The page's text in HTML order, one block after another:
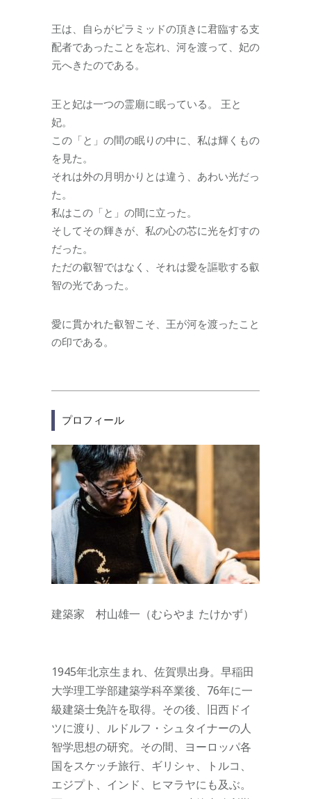
王は、自らがピラミッドの頂きに君臨する支
配者であったことを忘れ、河を渡って、妃の
元へきたのである。
王と妃は一つの霊廟に眠っている。 王と
妃。
この「と」の間の眠りの中に、私は輝くもの
を見た。
それは外の月明かりとは違う、あわい光だっ
た。
私はこの「と」の間に立った。
そしてその輝きが、私の心の芯に光を灯すの
だった。
ただの叡智ではなく、それは愛を謳歌する叡
智の光であった。
愛に貫かれた叡智こそ、王が河を渡ったこと
の印である。
プロフィール
建築家 村山雄一（むらやま たけかず）
1945年北京生まれ、佐賀県出身。早稲田
大学理工学部建築学科卒業後、76年に一
級建築士免許を取得。その後、旧西ドイ
ツに渡り、ルドルフ・シュタイナーの人
智学思想の研究。その間、ヨーロッパ各
国をスケッチ旅行、ギリシャ、トルコ、
エジプト、インド、ヒマラヤにも及ぶ。